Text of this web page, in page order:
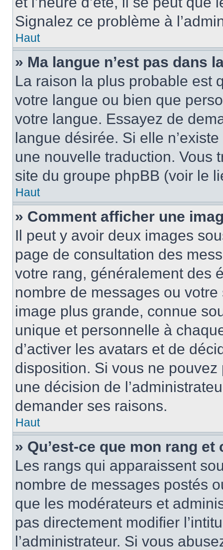
Signalez ce problème à
Haut
» Ma langue n’est pas dans
La raison la plus probable est
votre langue ou bien que
votre langue. Essayez de
langue désirée. Si elle
une nouvelle traduction. Vous
site du groupe phpBB (voir le
Haut
» Comment afficher une
Il peut y avoir deux images
page de consultation des
votre rang, généralement des
nombre de messages ou
image plus grande, connue
unique et personnelle à
d’activer les avatars et de
disposition. Si vous ne pouvez
une décision de
demander ses raisons.
Haut
» Qu’est-ce que mon rang
Les rangs qui apparaissent
nombre de messages postés
que les modérateurs et
pas directement modifier
l’administrateur. Si vous